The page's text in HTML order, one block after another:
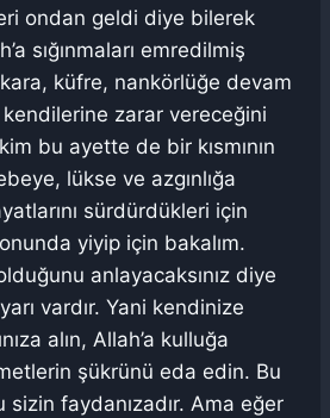
ondan geldi diye bilerek
sığınmaları emredilmiş
küfre, nankörlüğe devam
zarar vereceğini
bu ayette de bir kısmının
lükse ve azgınlığa
sürdürdükleri için
yiyip için bakalım.
anlayacaksınız diye
vardır. Yani kendinize
alın, Allah’a kulluğa
şükrünü eda edin. Bu
sizin faydanızadır. Ama eğer